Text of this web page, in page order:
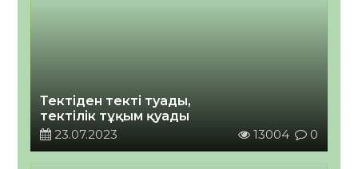
Тектіден текті туады,
тектілік тұқым қуады
23.07.2023
13004 0